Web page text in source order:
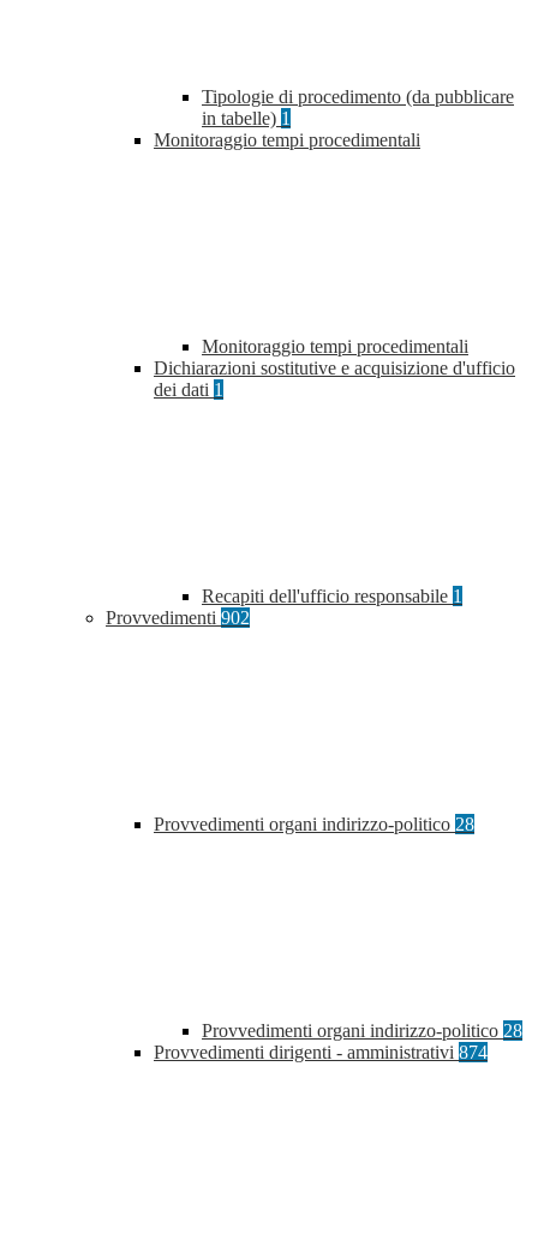
Tipologie di procedimento (da pubblicare
in tabelle) 1
Monitoraggio tempi procedimentali
Monitoraggio tempi procedimentali
Dichiarazioni sostitutive e acquisizione d'ufficio
dei dati 1
Recapiti dell'ufficio responsabile 1
Provvedimenti 902
Provvedimenti organi indirizzo-politico 28
Provvedimenti organi indirizzo-politico 28
Provvedimenti dirigenti - amministrativi 874